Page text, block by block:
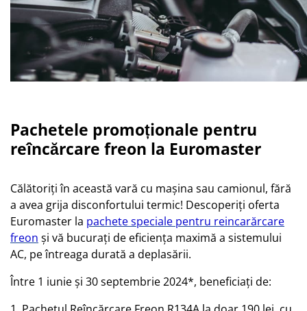
Pachetele promoționale pentru
reîncărcare freon la Euromaster
Călătoriți în această vară cu mașina sau camionul, fără
a avea grija disconfortului termic! Descoperiți oferta
Euromaster la pachete speciale pentru reincarărcare
freon și vă bucurați de eficiența maximă a sistemului
AC, pe întreaga durată a deplasării.
Între 1 iunie și 30 septembrie 2024*, beneficiați de: